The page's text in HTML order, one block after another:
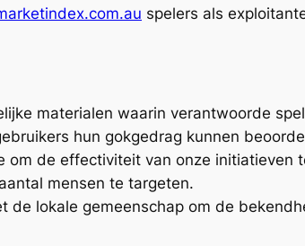
spelers als
materialen waarin verantwoorde
hun gokgedrag kunnen
om de effectiviteit van onze initiatieven
mensen te targeten.
de lokale gemeenschap om de